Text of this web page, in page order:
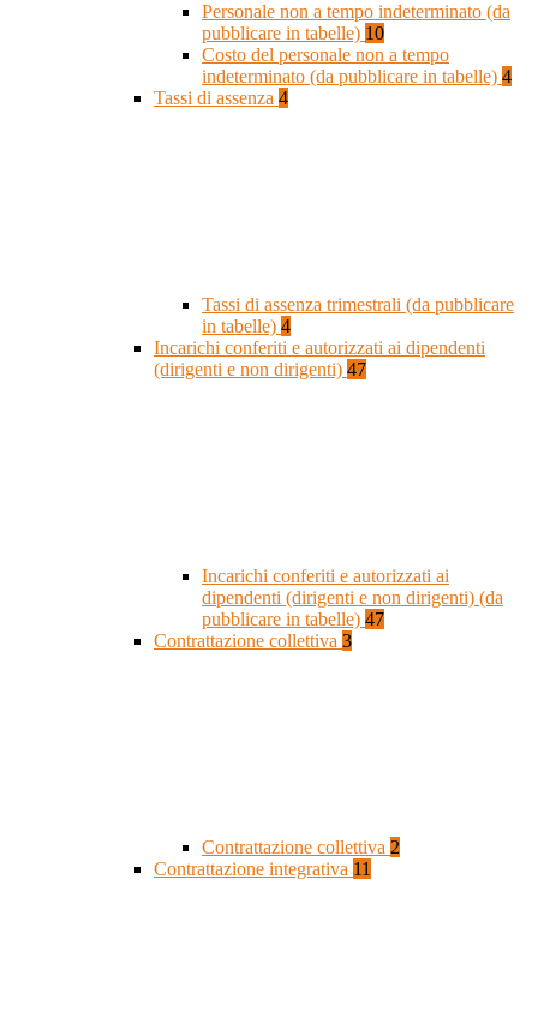
Personale non a tempo indeterminato (da
pubblicare in tabelle) 10
Costo del personale non a tempo
indeterminato (da pubblicare in tabelle) 4
Tassi di assenza 4
Tassi di assenza trimestrali (da pubblicare
in tabelle) 4
Incarichi conferiti e autorizzati ai dipendenti
(dirigenti e non dirigenti) 47
Incarichi conferiti e autorizzati ai
dipendenti (dirigenti e non dirigenti) (da
pubblicare in tabelle) 47
Contrattazione collettiva 3
Contrattazione collettiva 2
Contrattazione integrativa 11